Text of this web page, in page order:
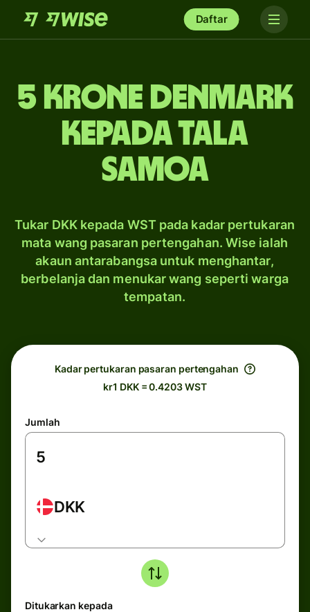
Daftar
5 krone Denmark
kepada tala
Samoa
Tukar DKK kepada WST pada kadar pertukaran
mata wang pasaran pertengahan. Wise ialah
akaun antarabangsa untuk menghantar,
berbelanja dan menukar wang seperti warga
tempatan.
Kadar pertukaran pasaran pertengahan
kr1 DKK = 0.4203 WST
Jumlah
DKK
Ditukarkan kepada